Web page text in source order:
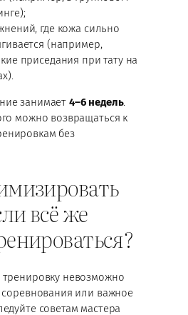
где кожа сильно
(например,
приседания при тату на
занимает 4–6 недель.
можно возвращаться к
без
всё же
тренировку невозможно
или важное
советам мастера